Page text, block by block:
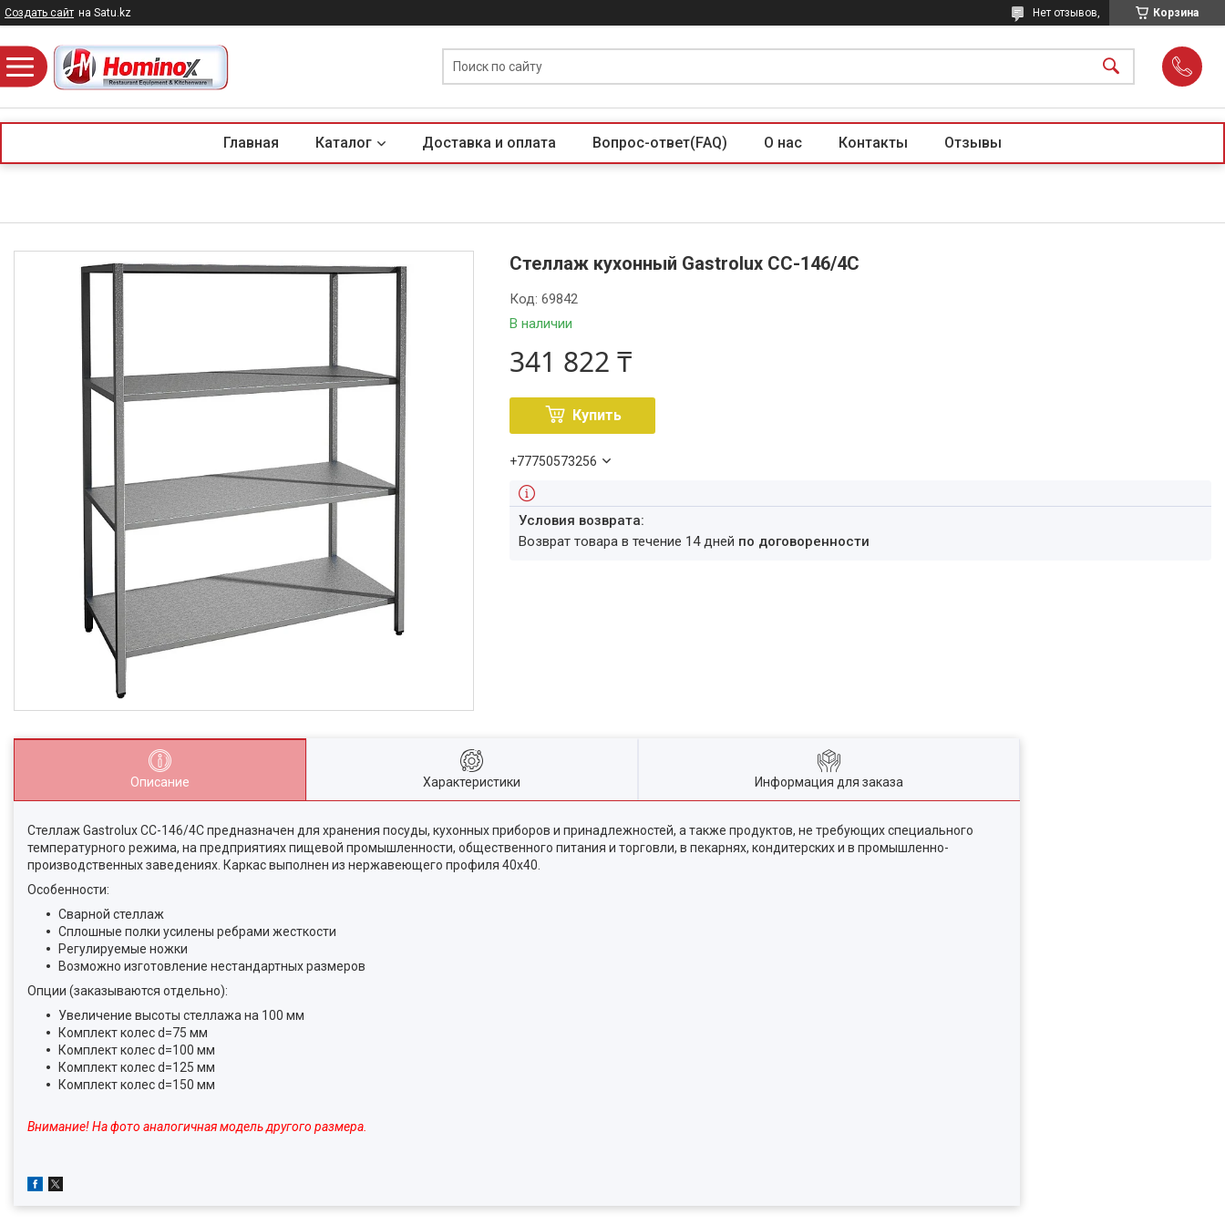
Создать сайт на Satu.kz Корзина
Нет отзывов,
Главная Каталог Доставка и оплата Вопрос-ответ(FAQ) О нас Контакты Отзывы
Стеллаж кухонный Gastrolux СС-146/4С
В наличии
Код:69842
341 822 ₸
Купить
+77750573256
возврат товара в течение 14 дней по договоренности
Описание Характеристики Информация для заказа
Стеллаж Gastrolux СС-146/4С предназначен для хранения посуды, кухонных приборов и принадлежностей, а также продуктов, не требующих специального
температурного режима, на предприятиях пищевой промышленности, общественного питания и торговли, в пекарнях, кондитерских и в промышленно-
производственных заведениях. Каркас выполнен из нержавеющего профиля 40х40.
Особенности:
Сварной стеллаж
Сплошные полки усилены ребрами жесткости
Регулируемые ножки
Возможно изготовление нестандартных размеров
Опции (заказываются отдельно):
Увеличение высоты стеллажа на 100 мм
Комплект колес d=75 мм
Комплект колес d=100 мм
Комплект колес d=125 мм
Комплект колес d=150 мм
Внимание! На фото аналогичная модель другого размера.